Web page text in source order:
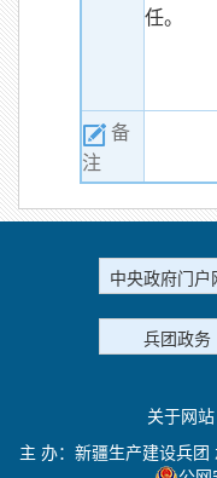
任。
备
注
中央政府门户
兵团政务
关于网站
主 办：新疆生产建设兵